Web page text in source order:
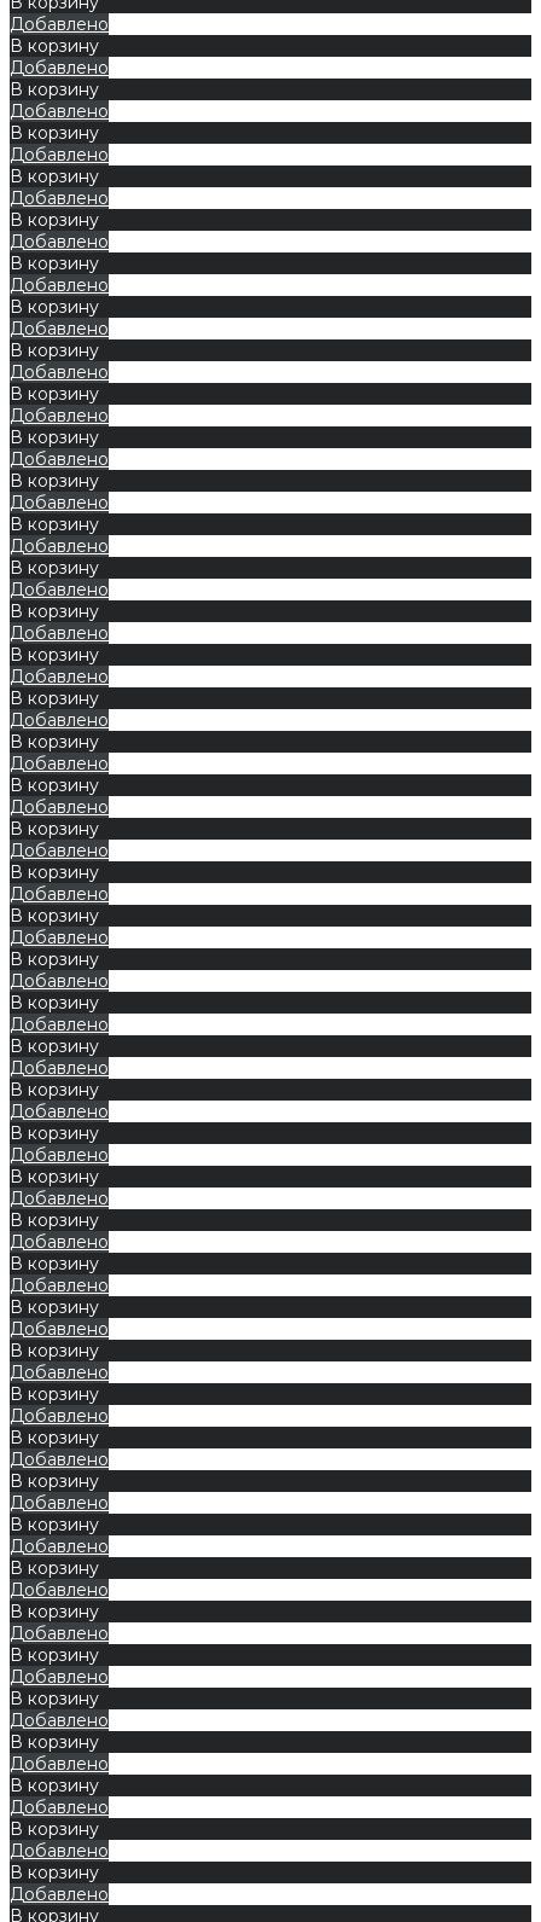
Добавлено
В корзину
Добавлено
В корзину
Добавлено
В корзину
Добавлено
В корзину
Добавлено
В корзину
Добавлено
В корзину
Добавлено
В корзину
Добавлено
В корзину
Добавлено
В корзину
Добавлено
В корзину
Добавлено
В корзину
Добавлено
В корзину
Добавлено
В корзину
Добавлено
В корзину
Добавлено
В корзину
Добавлено
В корзину
Добавлено
В корзину
Добавлено
В корзину
Добавлено
В корзину
Добавлено
В корзину
Добавлено
В корзину
Добавлено
В корзину
Добавлено
В корзину
Добавлено
В корзину
Добавлено
В корзину
Добавлено
В корзину
Добавлено
В корзину
Добавлено
В корзину
Добавлено
В корзину
Добавлено
В корзину
Добавлено
В корзину
Добавлено
В корзину
Добавлено
В корзину
Добавлено
В корзину
Добавлено
В корзину
Добавлено
В корзину
Добавлено
В корзину
Добавлено
В корзину
Добавлено
В корзину
Добавлено
В корзину
Добавлено
В корзину
Добавлено
В корзину
Добавлено
В корзину
Добавлено
В корзину